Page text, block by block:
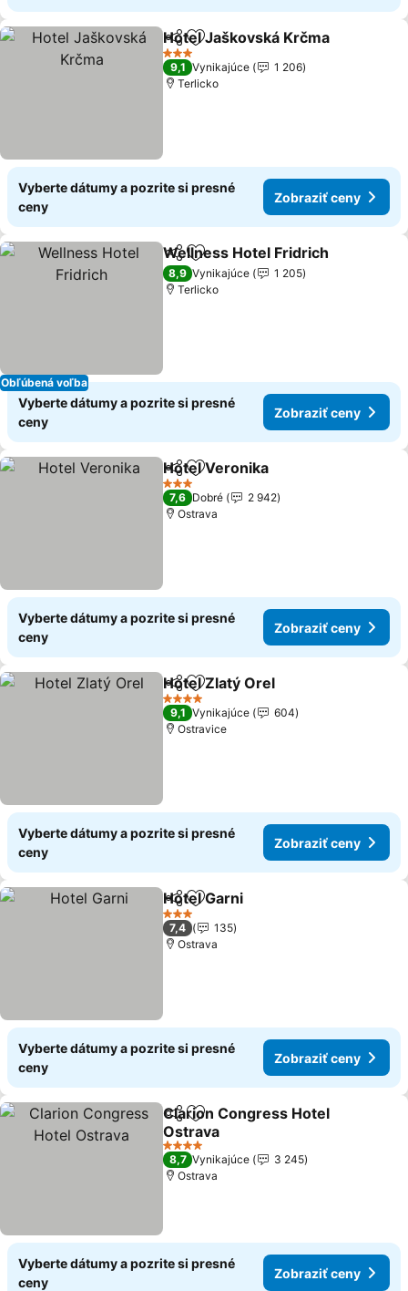
ZdieľaťPridať do obľúbených
Hotel Jaškovská Krčma
3 Počet hviezdičiek
9,1 Vynikajúce
1 206
Terlicko
Vyberte dátumy a pozrite si presné
ceny
Zobraziť ceny
Obľúbená voľba
ZdieľaťPridať do obľúbených
Wellness Hotel Fridrich
8,9 Vynikajúce
1 205
Terlicko
Vyberte dátumy a pozrite si presné
ceny
Zobraziť ceny
ZdieľaťPridať do obľúbených
Hotel Veronika
3 Počet hviezdičiek
7,6 Dobré
2 942
Ostrava
Vyberte dátumy a pozrite si presné
ceny
Zobraziť ceny
ZdieľaťPridať do obľúbených
Hotel Zlatý Orel
4 Počet hviezdičiek
9,1 Vynikajúce
604
Ostravice
Vyberte dátumy a pozrite si presné
ceny
Zobraziť ceny
ZdieľaťPridať do obľúbených
Hotel Garni
3 Počet hviezdičiek
7,4
135
Ostrava
Vyberte dátumy a pozrite si presné
ceny
Zobraziť ceny
ZdieľaťPridať do obľúbených
Clarion Congress Hotel
Ostrava
4 Počet hviezdičiek
8,7 Vynikajúce
3 245
Ostrava
Vyberte dátumy a pozrite si presné
ceny
Zobraziť ceny